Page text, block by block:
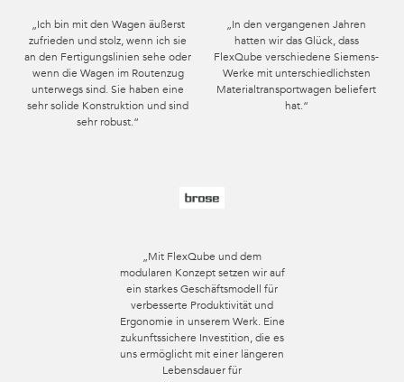
„Ich bin mit den Wagen äußerst
zufrieden und stolz, wenn ich sie
an den Fertigungslinien sehe oder
wenn die Wagen im Routenzug
unterwegs sind. Sie haben eine
sehr solide Konstruktion und sind
sehr robust.“
„In den vergangenen Jahren
hatten wir das Glück, dass
FlexQube verschiedene Siemens-
Werke mit unterschiedlichsten
Materialtransportwagen beliefert
hat.“
„Mit FlexQube und dem
modularen Konzept setzen wir auf
ein starkes Geschäftsmodell für
verbesserte Produktivität und
Ergonomie in unserem Werk. Eine
zukunftssichere Investition, die es
uns ermöglicht mit einer längeren
Lebensdauer für